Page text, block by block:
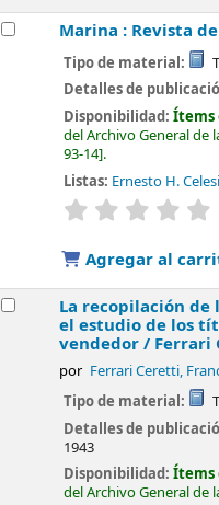
Marina : Revista
Tipo de material:
Detalles de
Disponibilidad:Ítems
del Archivo General de
93-14 .
Listas: Ernesto H.
valoración
Agregar al
La recopilación
el estudio de los
vendedor / Ferrari
por Ferrari Ceretti,
Tipo de material:
Detalles de
1943
Disponibilidad:Ítems
del Archivo General de